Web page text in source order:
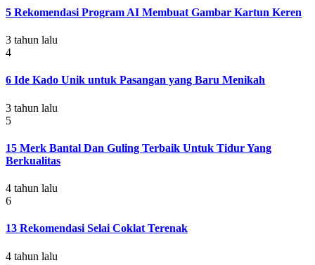
5 Rekomendasi Program AI Membuat Gambar Kartun Keren
3 tahun lalu
4
6 Ide Kado Unik untuk Pasangan yang Baru Menikah
3 tahun lalu
5
15 Merk Bantal Dan Guling Terbaik Untuk Tidur Yang
Berkualitas
4 tahun lalu
6
13 Rekomendasi Selai Coklat Terenak
4 tahun lalu